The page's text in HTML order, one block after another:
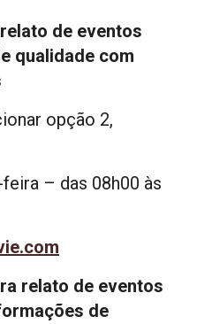
de eventos
qualidade com
opção 2,
– das 08h00 às
relato de eventos
de